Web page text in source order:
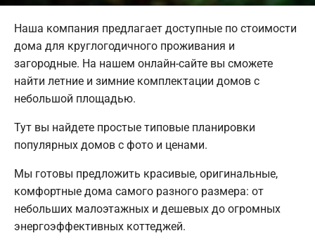
Наша компания предлагает доступные по стоимости
дома для круглогодичного проживания и
загородные. На нашем онлайн-сайте вы сможете
найти летние и зимние комплектации домов с
небольшой площадью.
Тут вы найдете простые типовые планировки
популярных домов с фото и ценами.
Мы готовы предложить красивые, оригинальные,
комфортные дома самого разного размера: от
небольших малоэтажных и дешевых до огромных
энергоэффективных коттеджей.